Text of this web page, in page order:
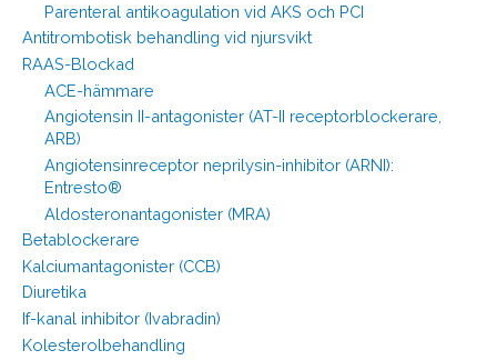
Parenteral antikoagulation vid AKS och PCI
Antitrombotisk behandling vid njursvikt
RAAS-Blockad
ACE-hämmare
Angiotensin II-antagonister (AT-II receptorblockerare,
ARB)
Angiotensinreceptor neprilysin-inhibitor (ARNI):
Entresto®
Aldosteronantagonister (MRA)
Betablockerare
Kalciumantagonister (CCB)
Diuretika
If-kanal inhibitor (Ivabradin)
Kolesterolbehandling